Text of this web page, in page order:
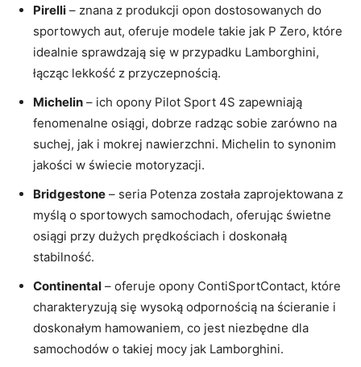
Pirelli – znana z produkcji opon dostosowanych do
sportowych aut, oferuje modele takie jak P Zero, które
idealnie sprawdzają się w przypadku Lamborghini,
łącząc lekkość z przyczepnością.
Michelin – ich opony Pilot Sport 4S zapewniają
fenomenalne osiągi, dobrze radząc sobie zarówno na
suchej, jak i mokrej nawierzchni. Michelin to synonim
jakości w świecie motoryzacji.
Bridgestone – seria Potenza została zaprojektowana z
myślą o sportowych samochodach, oferując świetne
osiągi przy dużych prędkościach i doskonałą
stabilność.
Continental – oferuje opony ContiSportContact, które
charakteryzują się wysoką odpornością na ścieranie i
doskonałym hamowaniem, co jest niezbędne dla
samochodów o takiej mocy jak Lamborghini.